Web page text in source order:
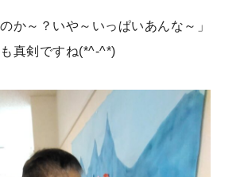
か～？いや～いっぱいあんな～」
真剣ですね(*^-^*)